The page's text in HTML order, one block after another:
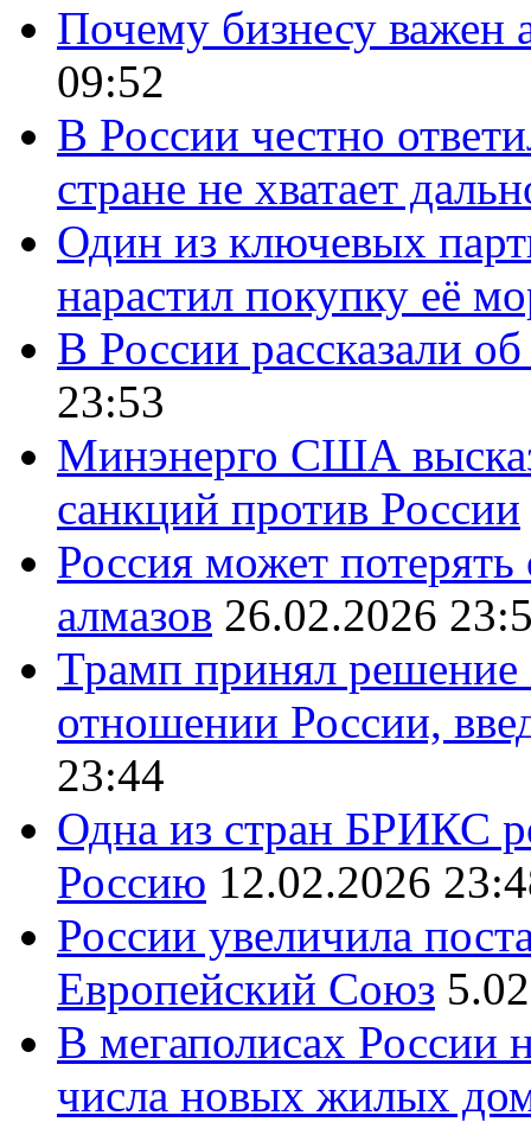
Почему бизнесу важен
09:52
В России честно
стране не хватает
Один из ключевых
нарастил покупку её
В России рассказали
23:53
Минэнерго США
санкций против России
Россия может
алмазов 26.02.2026
Трамп принял решение
отношении России,
23:44
Одна из стран БРИКС
Россию 12.02.2026
России увеличила
Европейский Союз
В мегаполисах России
числа новых жилых